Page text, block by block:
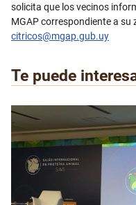
solicita que los vecinos
MGAP correspondiente a su
citricos@mgap.gub.uy
Te puede